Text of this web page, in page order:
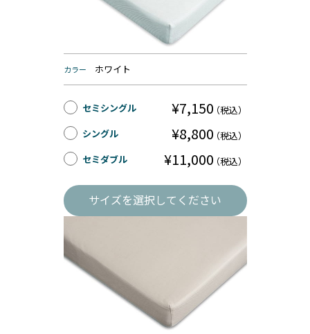
カラー ホワイト
セミシングル ¥7,150（税込）
シングル
¥8,800（税込）
セミダブル
¥11,000（税込）
サイズを選択してください